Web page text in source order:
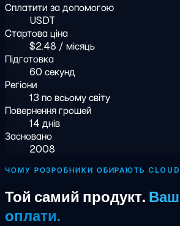
Сплатити за допомогою
USDT
Стартова ціна
$2.48 / місяць
Підготовка
60 секунд
Регіони
13 по всьому світу
Повернення грошей
14 днів
Засновано
2008
ЧОМУ РОЗРОБНИКИ ОБИРАЮТЬ
Той самий продукт. Ваш
оплати.